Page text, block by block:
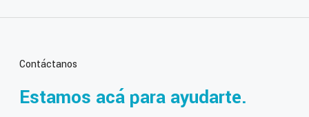
Contáctanos
Estamos acá para ayudarte.